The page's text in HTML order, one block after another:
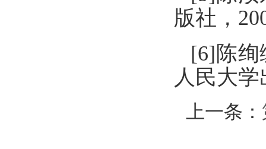
版社，
[6]陈
人民大
上一条：